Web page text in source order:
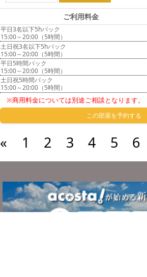
ご利用料金
平日3名以下5hパック
15:00～20:00（5時間）
土日祝3名以下5hパック
15:00～20:00（5時間）
平日5時間パック
15:00～20:00（5時間）
土日祝5時間パック
15:00～20:00（5時間）
※商用料金については別途ご相談となります。
この部屋を予約する
« 1 2 3 4 5 6